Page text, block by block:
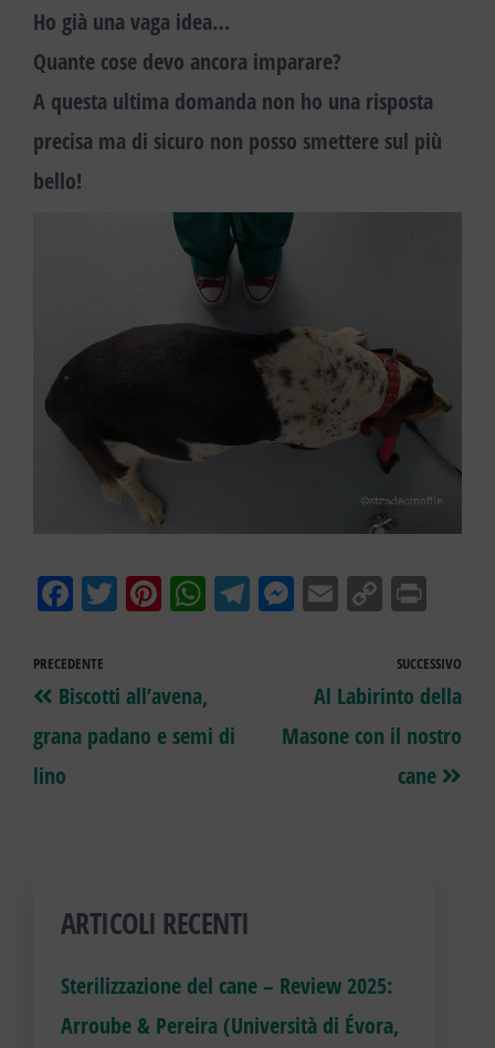
Ho già una vaga idea…
Quante cose devo ancora imparare?
A questa ultima domanda non ho una risposta
precisa ma di sicuro non posso smettere sul più
bello!
Fa
bo
ok
T
er
Pi
es
t
W
A
pp
Te M
ng
er
E Co
Li
nk
t
PRECEDENTE
Biscotti all’avena,
grana padano e semi di
lino
SUCCESSIVO
Al Labirinto della
Masone con il nostro
cane
ARTICOLI RECENTI
Sterilizzazione del cane – Review 2025:
Arroube & Pereira (Università di Évora,